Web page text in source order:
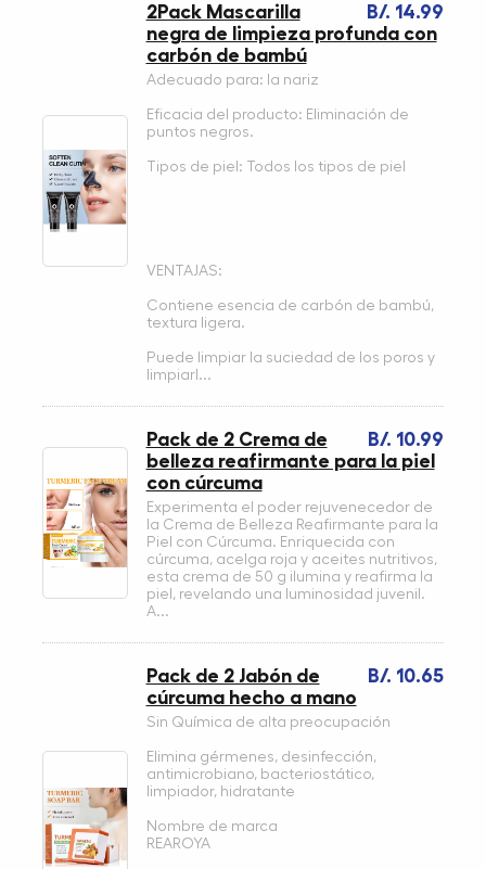
B/. 14.99
2Pack Mascarilla
negra de limpieza profunda con
carbón de bambú
Adecuado para: la nariz
Eficacia del producto: Eliminación de
puntos negros.
Tipos de piel: Todos los tipos de piel
VENTAJAS:
Contiene esencia de carbón de bambú,
textura ligera.
Puede limpiar la suciedad de los poros y
limpiarl...
B/. 10.99
Pack de 2 Crema de
belleza reafirmante para la piel
con cúrcuma
Experimenta el poder rejuvenecedor de
la Crema de Belleza Reafirmante para la
Piel con Cúrcuma. Enriquecida con
cúrcuma, acelga roja y aceites nutritivos,
esta crema de 50 g ilumina y reafirma la
piel, revelando una luminosidad juvenil.
A...
B/. 10.65
Pack de 2 Jabón de
cúrcuma hecho a mano
Sin Química de alta preocupación
Elimina gérmenes, desinfección,
antimicrobiano, bacteriostático,
limpiador, hidratante
Nombre de marca
REAROYA